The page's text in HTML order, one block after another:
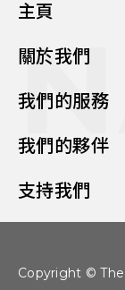
主頁
關於我們
我們的服務
我們的夥伴
支持我們
Copyright ©